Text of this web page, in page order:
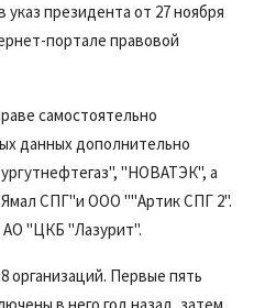
президента от 27 ноября
портале правовой
самостоятельно
данных дополнительно
"НОВАТЭК", а
СПГ"и ООО ""Артик СПГ 2".
АО "ЦКБ "Лазурит".
организаций. Первые пять